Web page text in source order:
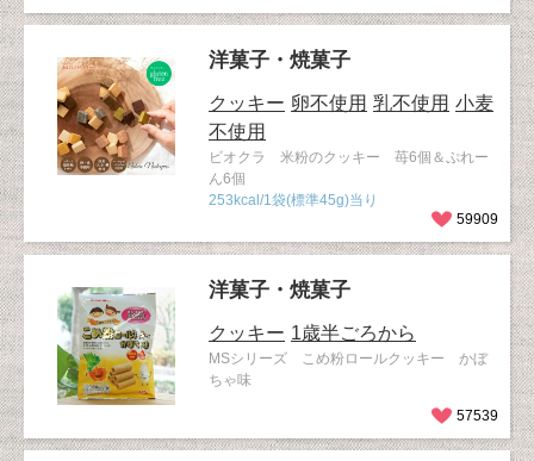
洋菓子・焼菓子
クッキー 卵不使用 乳不使用 小麦
不使用
ビオクラ 米粉のクッキー 苺6個＆ぷれー
ん6個
253kcal/1袋(標準45g)当り
59909
洋菓子・焼菓子
クッキー 1歳半ごろから
MSシリーズ こめ粉ロールクッキー かぼ
ちゃ味
57539